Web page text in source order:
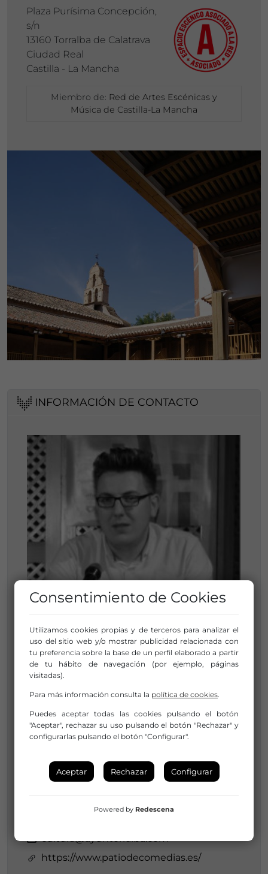
Plaza Purísima Concepción,
s/n
13160 Torralba de Calatrava
Ciudad Real
Castilla - La Mancha
Miembro de: Red de Artes Escénicas y
Música de Castilla-La Mancha
INFORMACIÓN DE CONTACTO
Jesús Antonio González Serrano
cultura@ayuntorralba.com
COORDINADOR DE CULTURA
Ayuntamiento de Torralba de Calatrava
Horario de Oficina:
cultura@ayuntorralba.com
https://www.patiodecomedias.es/
Consentimiento de Cookies
Utilizamos cookies propias y de terceros para analizar el
uso del sitio web y/o mostrar publicidad relacionada con
tu preferencia sobre la base de un perfil elaborado a partir
de tu hábito de navegación (por ejemplo, páginas
visitadas).
Para más información consulta la política de cookies.
Puedes aceptar todas las cookies pulsando el botón
"Aceptar", rechazar su uso pulsando el botón "Rechazar" y
configurarlas pulsando el botón "Configurar".
Aceptar Rechazar Configurar
Powered by Redescena